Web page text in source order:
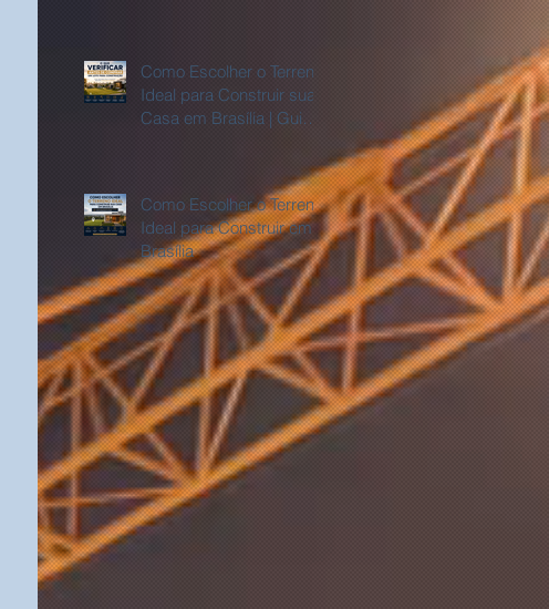
Como Escolher o Terreno
Ideal para Construir sua
Casa em Brasília | Guia
Como Escolher o Terreno
Ideal para Construir em
Brasília